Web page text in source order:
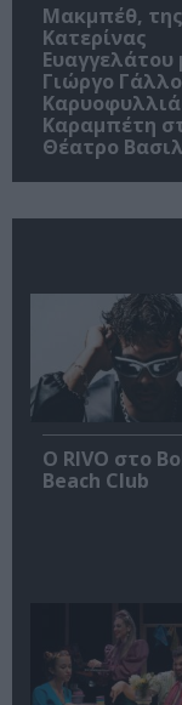
Μακμπέθ, της
Κατερίνας
Ευαγγελάτου
Γιώργο
Καρυοφυλλιά
Καραμπέτη
Θέατρο
Ο RIVO στο
Beach Club